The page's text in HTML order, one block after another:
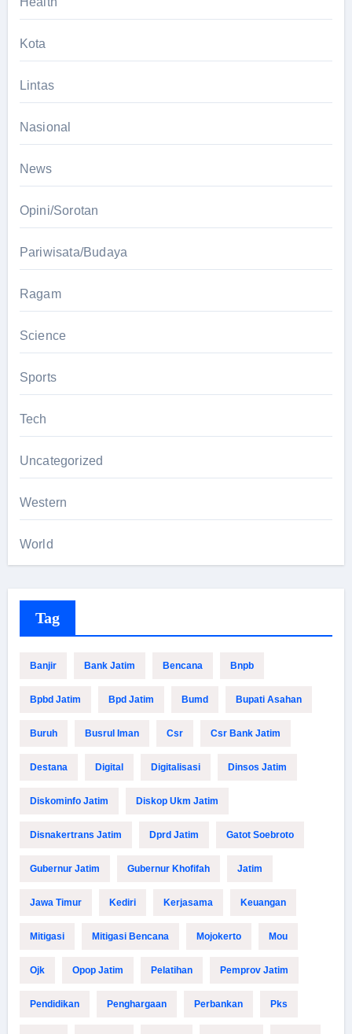
Kota
Lintas
Nasional
News
Opini/Sorotan
Pariwisata/Budaya
Ragam
Science
Sports
Tech
Uncategorized
Western
World
Tag
Banjir Bank Jatim Bencana Bnpb
Bpbd Jatim Bpd Jatim Bumd Bupati Asahan
Buruh Busrul Iman Csr Csr Bank Jatim
Destana Digital Digitalisasi Dinsos Jatim
Diskominfo Jatim Diskop Ukm Jatim
Disnakertrans Jatim Dprd Jatim Gatot Soebroto
Gubernur Jatim Gubernur Khofifah Jatim
Jawa Timur Kediri Kerjasama Keuangan
Mitigasi Mitigasi Bencana Mojokerto Mou
Ojk Opop Jatim Pelatihan Pemprov Jatim
Pendidikan Penghargaan Perbankan Pks